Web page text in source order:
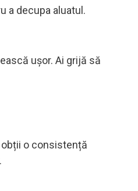
a decupa aluatul.
ușor. Ai grijă să
obții o consistență